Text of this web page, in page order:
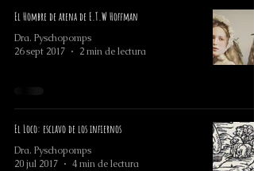
El Hombre de arena de E.T.W Hoffman
Dra. Pyschopomps
26 sept 2017
2 min de lectura
El Loco: esclavo de los infiernos
Dra. Pyschopomps
20 jul 2017
4 min de lectura